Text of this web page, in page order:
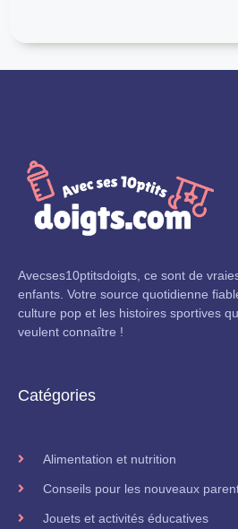
Avecses10ptitsdoigts, ce sont de
enfants. Votre source quotidienne
culture pop et les histoires sportives
veulent connaître !
Catégories
Alimentation et nutrition
Conseils pour les nouveaux
Jouets et activités éducatives